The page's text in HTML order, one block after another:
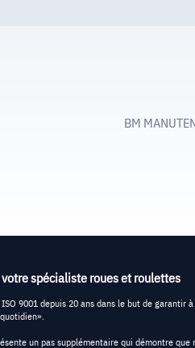
BM
spécialiste roues et roulettes
9001 depuis 20 ans dans le but de garantir
un pas supplémentaire qui démontre que